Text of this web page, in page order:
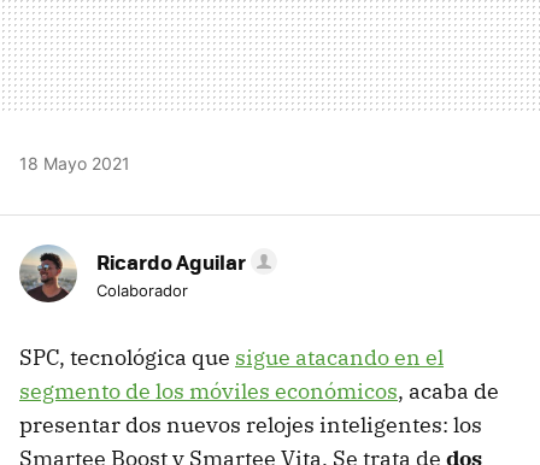
18 Mayo 2021
Ricardo Aguilar
Colaborador
SPC, tecnológica que sigue atacando en el
segmento de los móviles económicos, acaba de
presentar dos nuevos relojes inteligentes: los
Smartee Boost y Smartee Vita. Se trata de dos